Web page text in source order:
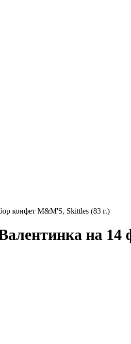
конфет M&M'S, Skittles (83 г.)
на 14